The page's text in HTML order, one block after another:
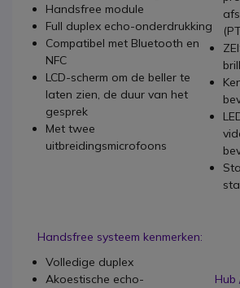
Handsfree module
Full duplex echo-onderdrukking
Compatibel met Bluetooth en
NFC
LCD-scherm om de beller te
laten zien, de duur van het
gesprek
Met twee
uitbreidingsmicrofoons
Handsfree systeem kenmerken:
Volledige duplex
Akoestische echo-
Hub